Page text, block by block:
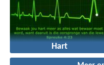
Hart